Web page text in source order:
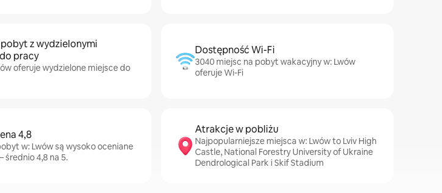
pobyt z wydzielonymi
pracy
oferuje wydzielone miejsce do
Dostępność Wi-Fi
3040 miejsc na pobyt wakacyjny w: Lwów
oferuje Wi-Fi
4,8
w: Lwów są wysoko oceniane
średnio 4,8 na 5.
Atrakcje w pobliżu
Najpopularniejsze miejsca w: Lwów to Lviv High
Castle, National Forestry University of Ukraine
Dendrological Park i Skif Stadium